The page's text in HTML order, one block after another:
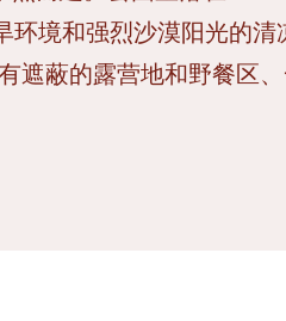
境和强烈沙漠阳光的清
遮蔽的露营地和野餐区